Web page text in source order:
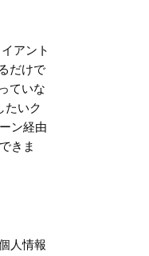
アント
だけで
ていな
たいク
ン経由
きま
人情報